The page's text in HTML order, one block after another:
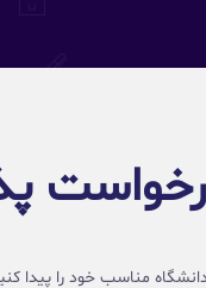
مناسب خود را پیدا